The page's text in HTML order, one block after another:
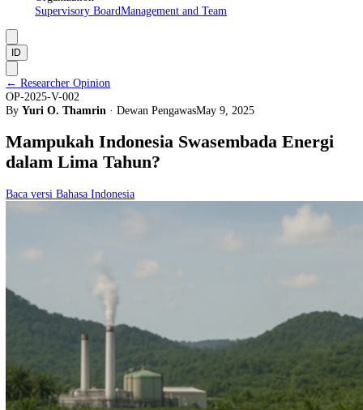
About Us
ManifestoVision and MissionInstitutional Framework
ID
Researcher Opinion
OP-2025-V-002
By Yuri O. Thamrin·Dewan Pengawas
Mampukah Indonesia Swasembada